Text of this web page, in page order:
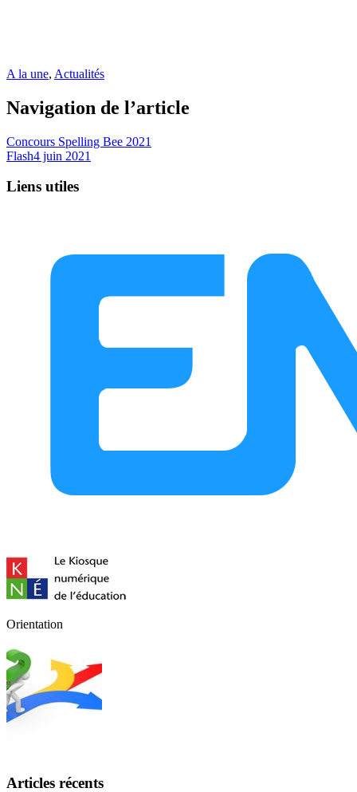
A la une, Actualités
Navigation de l’article
Concours Spelling Bee 2021
Flash4 juin 2021
Liens utiles
Orientation
Articles récents